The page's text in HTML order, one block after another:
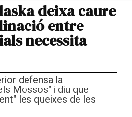
deixa caure
entre
necessita
defensa la
Mossos" i diu que
les queixes de les